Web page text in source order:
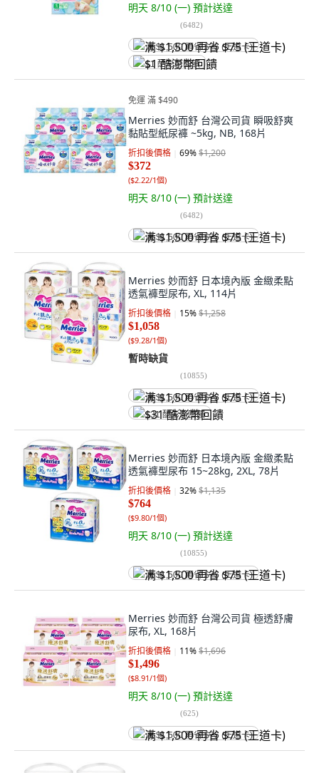
明天 8/10 (一) 預計送達
(6482)
满 $1,500 再省 $75 (王道卡)
$1 酷澎幣回饋
免運 滿 $490
Merries 妙而舒 台灣公司貨 瞬吸舒爽
黏貼型紙尿褲 ~5kg, NB, 168片
折扣後價格 69%$1,200
$372
($2.22/1個)
明天 8/10 (一) 預計送達
(6482)
满 $1,500 再省 $75 (王道卡)
Merries 妙而舒 日本境內版 金緻柔點
透氣褲型尿布, XL, 114片
折扣後價格 15%$1,258
$1,058
($9.28/1個)
暫時缺貨
(10855)
满 $1,500 再省 $75 (王道卡)
$31 酷澎幣回饋
Merries 妙而舒 日本境內版 金緻柔點
透氣褲型尿布 15~28kg, 2XL, 78片
折扣後價格 32%$1,135
$764
($9.80/1個)
明天 8/10 (一) 預計送達
(10855)
满 $1,500 再省 $75 (王道卡)
Merries 妙而舒 台灣公司貨 極透舒膚
尿布, XL, 168片
折扣後價格 11%$1,696
$1,496
($8.91/1個)
明天 8/10 (一) 預計送達
(625)
满 $1,500 再省 $75 (王道卡)